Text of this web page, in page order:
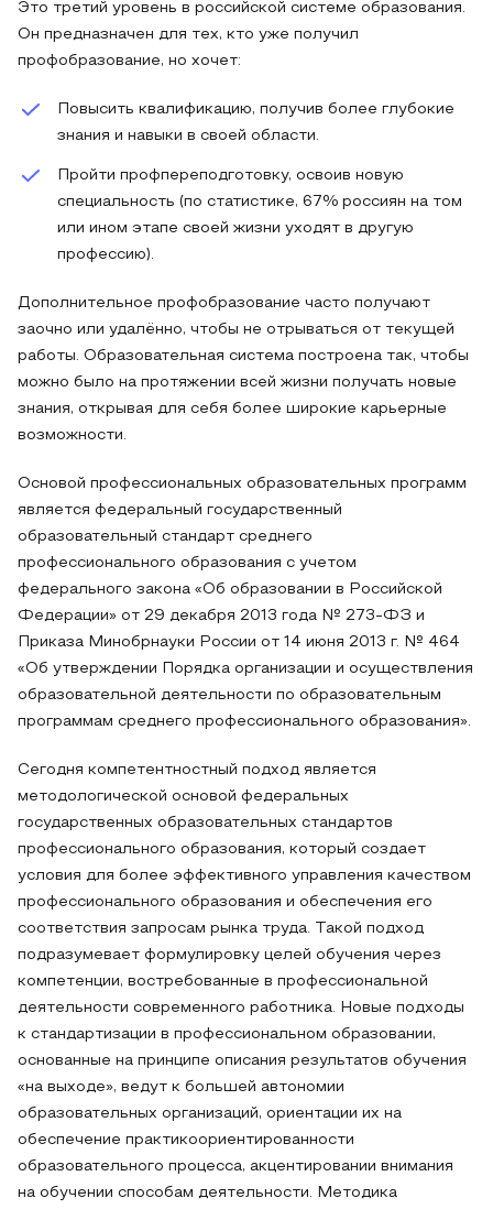
Это третий уровень в российской системе образования.
Он предназначен для тех, кто уже получил
профобразование, но хочет:
Повысить квалификацию, получив более глубокие
знания и навыки в своей области.
Пройти профпереподготовку, освоив новую
специальность (по статистике, 67% россиян на том
или ином этапе своей жизни уходят в другую
профессию).
Дополнительное профобразование часто получают
заочно или удалённо, чтобы не отрываться от текущей
работы. Образовательная система построена так, чтобы
можно было на протяжении всей жизни получать новые
знания, открывая для себя более широкие карьерные
возможности.
Основой профессиональных образовательных программ
является федеральный государственный
образовательный стандарт среднего
профессионального образования с учетом
федерального закона «Об образовании в Российской
Федерации» от 29 декабря 2013 года № 273-ФЗ и
Приказа Минобрнауки России от 14 июня 2013 г. № 464
«Об утверждении Порядка организации и осуществления
образовательной деятельности по образовательным
программам среднего профессионального образования».
Сегодня компетентностный подход является
методологической основой федеральных
государственных образовательных стандартов
профессионального образования, который создает
условия для более эффективного управления качеством
профессионального образования и обеспечения его
соответствия запросам рынка труда. Такой подход
подразумевает формулировку целей обучения через
компетенции, востребованные в профессиональной
деятельности современного работника. Новые подходы
к стандартизации в профессиональном образовании,
основанные на принципе описания результатов обучения
«на выходе», ведут к большей автономии
образовательных организаций, ориентации их на
обеспечение практикоориентированности
образовательного процесса, акцентировании внимания
на обучении способам деятельности. Методика